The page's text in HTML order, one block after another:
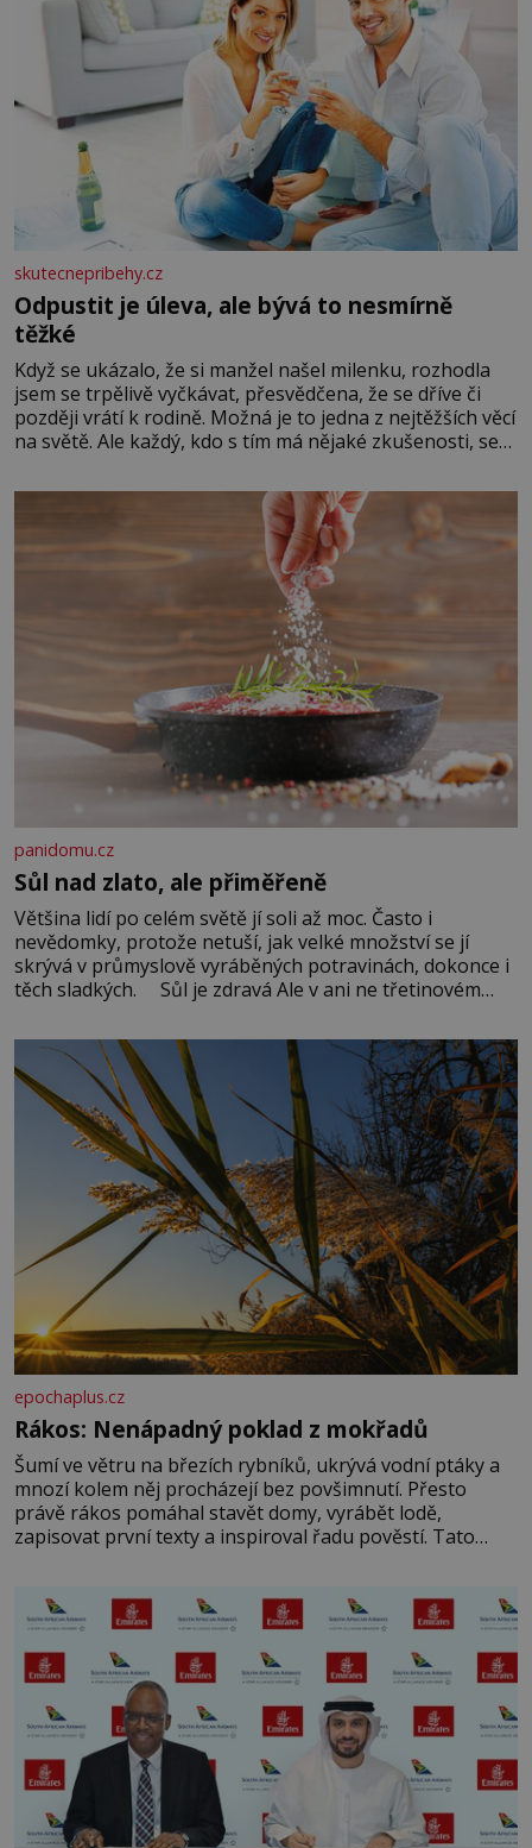
skutecnepribehy.cz
Odpustit je úleva, ale bývá to nesmírně
těžké
Když se ukázalo, že si manžel našel milenku, rozhodla
jsem se trpělivě vyčkávat, přesvědčena, že se dříve či
později vrátí k rodině. Možná je to jedna z nejtěžších věcí
na světě. Ale každý, kdo s tím má nějaké zkušenosti, se
Když se ke mně doneslo, že si manžel pořídil milenku,
panidomu.cz
Sůl nad zlato, ale přiměřeně
Většina lidí po celém světě jí soli až moc. Často i
nevědomky, protože netuší, jak velké množství se jí
skrývá v průmyslově vyráběných potravinách, dokonce i
těch sladkých. Sůl je zdravá Ale v ani ne třetinovém
základní složky– sodík a chlór – jsou zásadní pro
správné hospodaření
epochaplus.cz
Rákos: Nenápadný poklad z mokřadů
Šumí ve větru na březích rybníků, ukrývá vodní ptáky a
mnozí kolem něj procházejí bez povšimnutí. Přesto
právě rákos pomáhal stavět domy, vyrábět lodě,
zapisovat první texty a inspiroval řadu pověstí. Tato
letního koupání. Stačí se však podívat